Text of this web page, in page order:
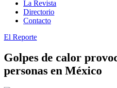
La Revista
Directorio
Contacto
El Reporte
Golpes de calor
personas en México